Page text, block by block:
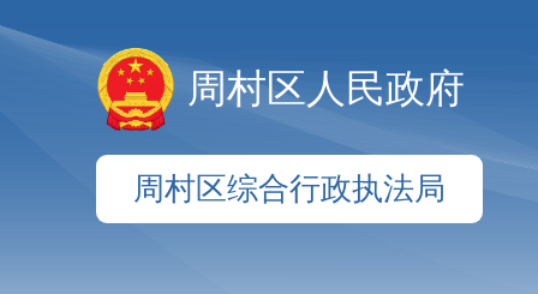
周村区人民政府
周村区综合行政执法局